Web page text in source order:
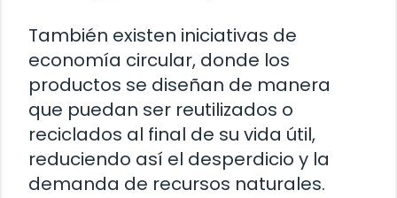
También existen iniciativas de
economía circular, donde los
productos se diseñan de manera
que puedan ser reutilizados o
reciclados al final de su vida útil,
reduciendo así el desperdicio y la
demanda de recursos naturales.